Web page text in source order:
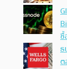
ซื้
ธ
ต